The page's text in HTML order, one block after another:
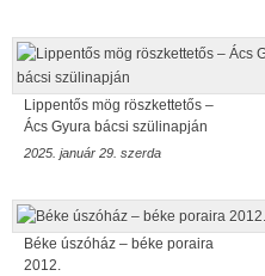
Lippentős mög röszkettetős –
Ács Gyura bácsi szülinapján
2025. január 29. szerda
Béke úszóház – béke poraira
2012.